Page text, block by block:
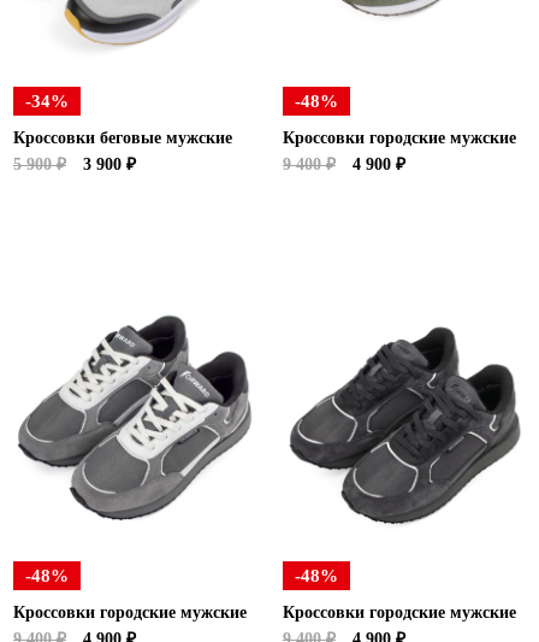
-34%
Кроссовки беговые мужские
5 900 ₽
3 900 ₽
-48%
Кроссовки городские мужские
9 400 ₽
4 900 ₽
-48%
Кроссовки городские мужские
-48%
Кроссовки городские мужские